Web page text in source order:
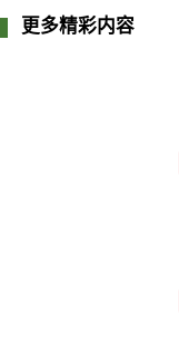
更多精彩内容